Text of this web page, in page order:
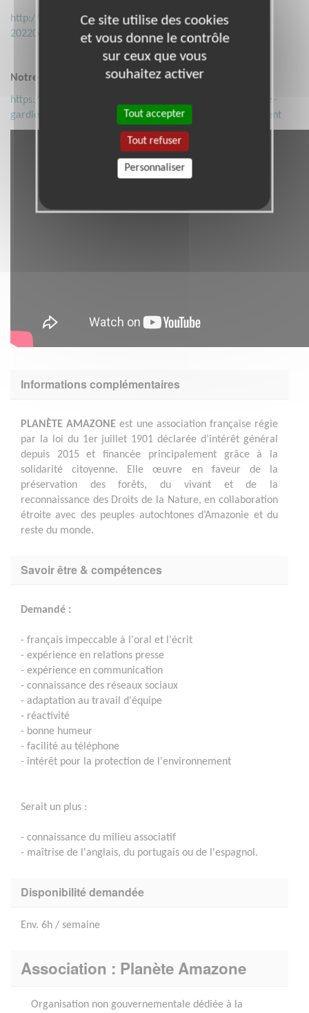
http://allianceofguardians.org/doc/brochure/AGMN-
202206_fr.pdf
Notre dernière pétition :
https://www.change.org/p/le-sort-de-l-amazonie-et-de-ses-
gardiens-est-lie-au-notre-l-europe-doit-agir-immediatement
Informations complémentaires
PLANÈTE AMAZONE est une association française régie
par la loi du 1er juillet 1901 déclarée d’intérêt général
depuis 2015 et financée principalement grâce à la
solidarité citoyenne. Elle œuvre en faveur de la
préservation des forêts, du vivant et de la
reconnaissance des Droits de la Nature, en collaboration
étroite avec des peuples autochtones d’Amazonie et du
reste du monde.
Savoir être & compétences
Demandé :
- français impeccable à l'oral et l'écrit
- expérience en relations presse
- expérience en communication
- connaissance des réseaux sociaux
- adaptation au travail d'équipe
- réactivité
- bonne humeur
- facilité au téléphone
- intérêt pour la protection de l'environnement
Serait un plus :
- connaissance du milieu associatif
- maîtrise de l'anglais, du portugais ou de l'espagnol.
Disponibilité demandée
Env. 6h / semaine
Association : Planète Amazone
Organisation non gouvernementale dédiée à la
Ce site utilise des cookies
et vous donne le contrôle
sur ceux que vous
souhaitez activer
Tout accepter
Tout refuser
Personnaliser